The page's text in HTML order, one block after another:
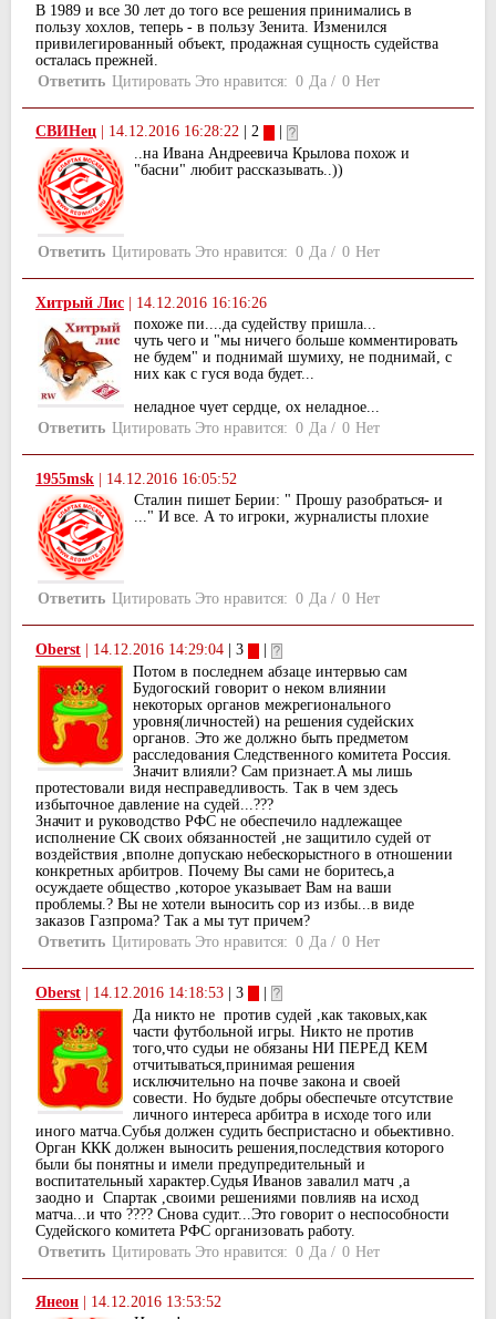
В 1989 и все 30 лет до того все решения принимались в
пользу хохлов, теперь - в пользу Зенита. Изменился
привилегированный объект, продажная сущность судейства
осталась прежней.
Ответить Цитировать Это нравится: 0 Да / 0 Нет
СВИНец 14.12.2016 16:28:22 | 2
..на Ивана Андреевича Крылова похож и
"басни" любит рассказывать..))
Ответить Цитировать Это нравится: 0 Да / 0 Нет
Хитрый Лис
14.12.2016 16:16:26
похоже пи....да судейству пришла...
чуть чего и "мы ничего больше комментировать
не будем" и поднимай шумиху, не поднимай, с
них как с гуся вода будет...
неладное чует сердце, ох неладное...
Ответить Цитировать Это нравится: 0 Да / 0 Нет
1955msk
14.12.2016 16:05:52
Сталин пишет Берии: " Прошу разобраться- и
..." И все. А то игроки, журналисты плохие
Ответить Цитировать Это нравится: 0 Да / 0 Нет
Oberst 14.12.2016 14:29:04 | 3
Потом в последнем абзаце интервью сам
Будогоский говорит о неком влиянии
некоторых органов межрегионального
уровня(личностей) на решения судейских
органов. Это же должно быть предметом
расследования Следственного комитета Россия.
Значит влияли? Сам признает.А мы лишь
протестовали видя несправедливость. Так в чем здесь
избыточное давление на судей...???
Значит и руководство РФС не обеспечило надлежащее
исполнение СК своих обязанностей ,не защитило судей от
воздействия ,вполне допускаю небескорыстного в отношении
конкретных арбитров. Почему Вы сами не боритесь,а
осуждаете общество ,которое указывает Вам на ваши
проблемы.? Вы не хотели выносить сор из избы...в виде
заказов Газпрома? Так а мы тут причем?
Ответить Цитировать Это нравится: 0 Да / 0 Нет
Oberst | 14.12.2016 14:18:53 | 3
|
Да никто не против судей ,как таковых,как
части футбольной игры. Никто не против
того,что судьи не обязаны НИ ПЕРЕД КЕМ
отчитываться,принимая решения
исключительно на почве закона и своей
совести. Но будьте добры обеспечьте отсутствие
личного интереса арбитра в исходе того или
иного матча.Субья должен судить беспристасно и обьективно.
Орган ККК должен выносить решения,последствия которого
были бы понятны и имели предупредительный и
воспитательный характер.Судья Иванов завалил матч ,а
заодно и Спартак ,своими решениями повлияв на исход
матча...и что ???? Снова судит...Это говорит о неспособности
Судейского комитета РФС организовать работу.
Ответить Цитировать Это нравится: 0 Да / 0 Нет
Янеон
14.12.2016 13:53:52